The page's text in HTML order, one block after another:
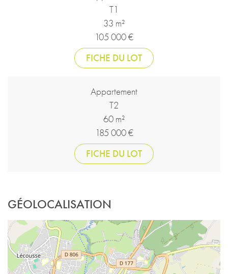
T1
33 m²
105 000 €
FICHE DU LOT
Appartement
T2
60 m²
185 000 €
FICHE DU LOT
GÉOLOCALISATION